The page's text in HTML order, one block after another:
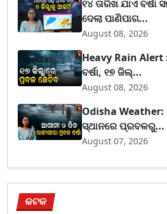
୧୪ ତାରିଖ ଯାଏ ବର୍ଷା
ଦେଲା ପାଣିପାଗ...
August 08, 2026
Heavy Rain Alert
ବର୍ଷା, ୧୭ ଜିଲ୍...
August 08, 2026
Odisha
ସ୍ଥାନରେ ପ୍ରବଳରୁ...
August 07, 2026
କଟକ